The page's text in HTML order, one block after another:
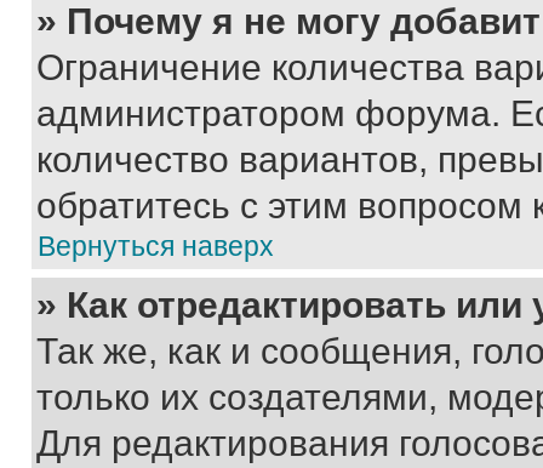
» Почему я не могу
Ограничение количества
администратором форума.
количество вариантов,
обратитесь с этим вопросом
Вернуться наверх
» Как отредактировать
Так же, как и сообщения,
только их создателями,
Для редактирования